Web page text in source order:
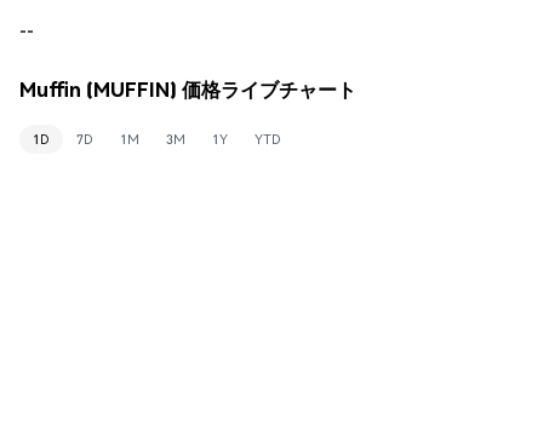
--
Muffin (MUFFIN) 価格ライブチャート
1D 7D 1M 3M 1Y YTD